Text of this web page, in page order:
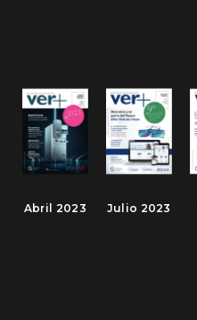
Julio 2023
Abril 2023